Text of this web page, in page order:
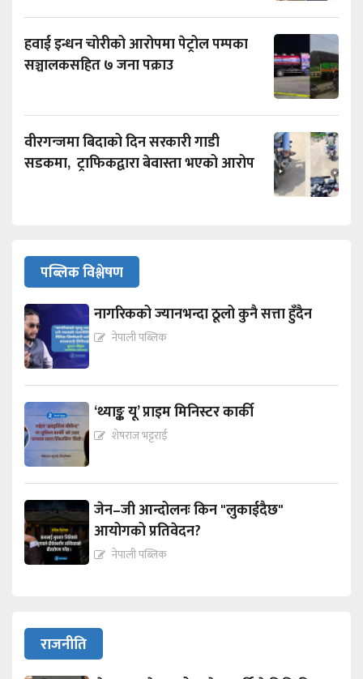
हवाई इन्धन चोरीको आरोपमा पेट्रोल पम्पका
सञ्चालकसहित ७ जना पक्राउ
वीरगन्जमा बिदाको दिन सरकारी गाडी
सडकमा, ट्राफिकद्वारा बेवास्ता भएको आरोप
पब्लिक विश्लेषण
नागरिकको ज्यानभन्दा ठूलो कुनै सत्ता हुँदैन
नेपाली पब्लिक
‘थ्याङ्क यू’ प्राइम मिनिस्टर कार्की
शेषराज भट्टराई
जेन–जी आन्दोलनः किन "लुकाईदैछ"
आयोगको प्रतिवेदन?
नेपाली पब्लिक
राजनीति